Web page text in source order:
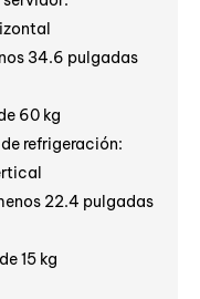
34.6 pulgadas
60 kg
refrigeración:
22.4 pulgadas
15 kg